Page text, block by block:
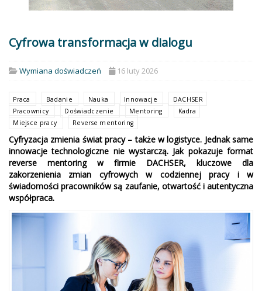
Cyfrowa transformacja w dialogu
Wymiana doświadczeń 16 luty 2026
Praca Badanie Nauka Innowacje
DACHSER
Pracownicy
Doświadczenie Mentoring
Kadra
Miejsce pracy
Reverse mentoring
Cyfryzacja zmienia świat pracy – także w logistyce. Jednak same
innowacje technologiczne nie wystarczą. Jak pokazuje format
reverse mentoring w firmie DACHSER, kluczowe dla
zakorzenienia zmian cyfrowych w codziennej pracy i w
świadomości pracowników są zaufanie, otwartość i autentyczna
współpraca.